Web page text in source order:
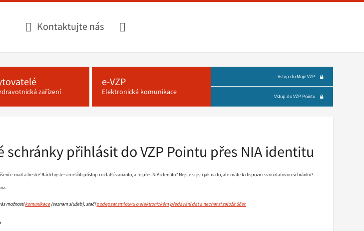
Kontaktujte nás
zařízení
e-VZP
Elektronická komunikace
Vstup do Moje VZP
Vstup do VZP Pointu
schránky přihlásit do VZP Pointu přes NIA identitu
e-mail a heslo? Rádi byste si rozšířili přístup i o další variantu, a to přes NIA identitu? Nejste si jisti jak na to, ale máte k dispozici svou datovou schránku?
možnostikomunikace(seznam služeb), stačípodepsat smlouvu o elektronickém předávání dat a nechat si založit účet.